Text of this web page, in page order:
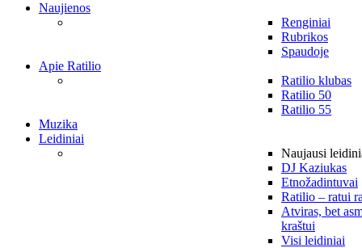
Naujienos
Renginiai
Rubrikos
Spaudoje
Apie Ratilio
Ratilio klubas
Ratilio 50
Ratilio 55
Muzika
Leidiniai
Naujausi
DJ Kaziukas
Etnožadintuvai
Ratilio – ratui
Atviras, bet
kraštui
Visi leidiniai